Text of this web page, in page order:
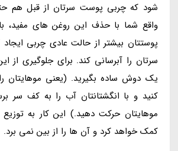
شود که چربی پوست سرتان از قبل هم
واقع شما با حذف این روغن های
پوستتان بیشتر از حالت عادی چربی ایجاد
سرتان را آبرسانی کند. برای جلوگیری از
یک دوش ساده بگیرید. (یعنی موهایتان
کنید و با انگشتانتان آب را به کف سر
موهایتان حرکت دهید.) این کار به
کمک خواهد کرد و آن ها را از بین نمی برد.